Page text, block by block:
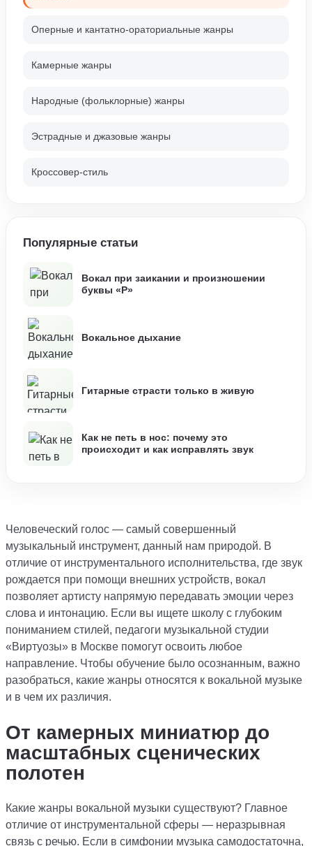
Оперные и кантатно-ораториальные жанры
Камерные жанры
Народные (фольклорные) жанры
Эстрадные и джазовые жанры
Кроссовер-стиль
Популярные статьи
Вокал при заикании и произношении
буквы «Р»
Вокальное дыхание
Гитарные страсти только в живую
Как не петь в нос: почему это
происходит и как исправлять звук
Человеческий голос — самый совершенный
музыкальный инструмент, данный нам природой. В
отличие от инструментального исполнительства, где звук
рождается при помощи внешних устройств, вокал
позволяет артисту напрямую передавать эмоции через
слова и интонацию. Если вы ищете школу с глубоким
пониманием стилей, педагоги музыкальной студии
«Виртуозы» в Москве помогут освоить любое
направление. Чтобы обучение было осознанным, важно
разобраться, какие жанры относятся к вокальной музыке
и в чем их различия.
От камерных миниатюр до
масштабных сценических
полотен
Какие жанры вокальной музыки существуют? Главное
отличие от инструментальной сферы — неразрывная
связь с речью. Если в симфонии музыка самодостаточна,